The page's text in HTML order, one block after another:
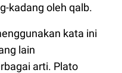
kadang oleh qalb.
kata ini
lain
arti. Plato